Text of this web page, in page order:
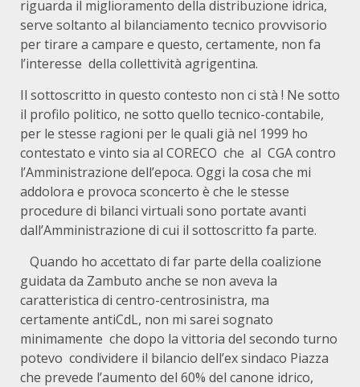
riguarda il miglioramento della distribuzione idrica,
serve soltanto al bilanciamento tecnico provvisorio
per tirare a campare e questo, certamente, non fa
l’interesse della collettività agrigentina.
Il sottoscritto in questo contesto non ci stà ! Ne sotto
il profilo politico, ne sotto quello tecnico-contabile,
per le stesse ragioni per le quali già nel 1999 ho
contestato e vinto sia al CORECO che al CGA contro
l’Amministrazione dell’epoca. Oggi la cosa che mi
addolora e provoca sconcerto è che le stesse
procedure di bilanci virtuali sono portate avanti
dall’Amministrazione di cui il sottoscritto fa parte.
Quando ho accettato di far parte della coalizione
guidata da Zambuto anche se non aveva la
caratteristica di centro-centrosinistra, ma
certamente antiCdL, non mi sarei sognato
minimamente che dopo la vittoria del secondo turno
potevo condividere il bilancio dell’ex sindaco Piazza
che prevede l’aumento del 60% del canone idrico,